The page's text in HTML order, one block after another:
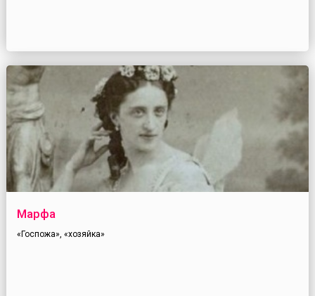
Марфа
«Госпожа», «хозяйка»